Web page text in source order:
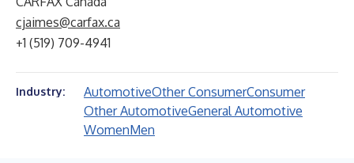
cjaimes@carfax.ca
+1 (519) 709-4941
Industry: AutomotiveOther ConsumerConsumer
Other AutomotiveGeneral Automotive
WomenMen